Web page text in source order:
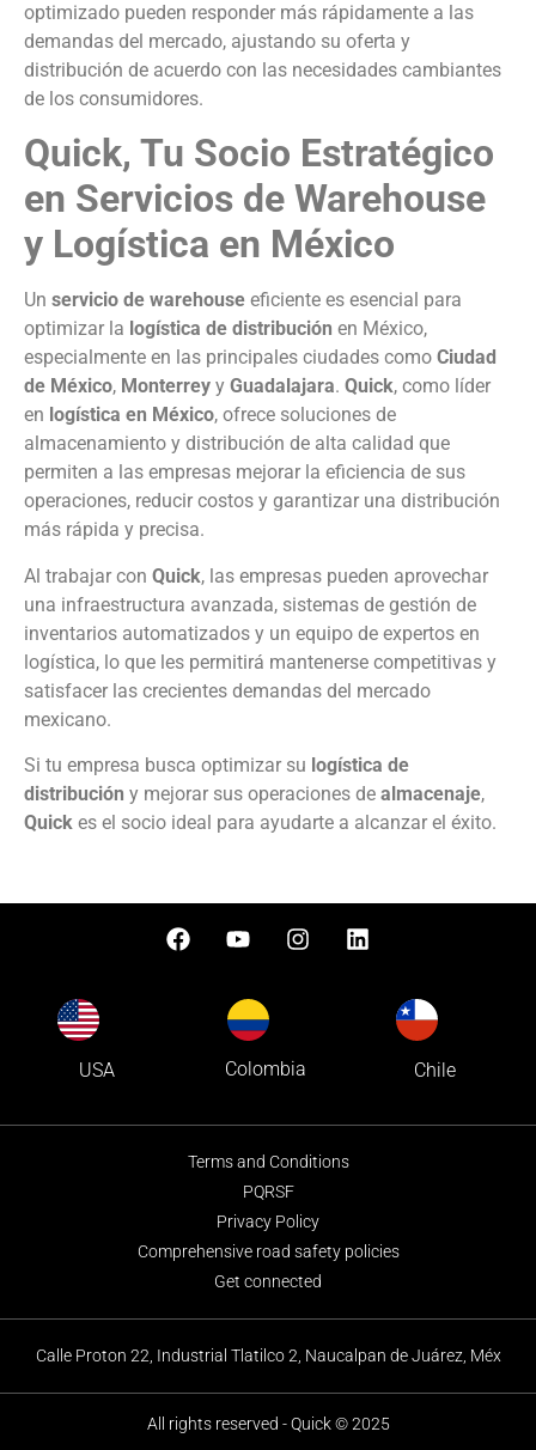
optimizado pueden responder más rápidamente a las
demandas del mercado, ajustando su oferta y
distribución de acuerdo con las necesidades cambiantes
de los consumidores.
Quick, Tu Socio Estratégico
en Servicios de Warehouse
y Logística en México
Un servicio de warehouse eficiente es esencial para
optimizar la logística de distribución en México,
especialmente en las principales ciudades como Ciudad
de México, Monterrey y Guadalajara. Quick, como líder
en logística en México, ofrece soluciones de
almacenamiento y distribución de alta calidad que
permiten a las empresas mejorar la eficiencia de sus
operaciones, reducir costos y garantizar una distribución
más rápida y precisa.
Al trabajar con Quick, las empresas pueden aprovechar
una infraestructura avanzada, sistemas de gestión de
inventarios automatizados y un equipo de expertos en
logística, lo que les permitirá mantenerse competitivas y
satisfacer las crecientes demandas del mercado
mexicano.
Si tu empresa busca optimizar su logística de
distribución y mejorar sus operaciones de almacenaje,
Quick es el socio ideal para ayudarte a alcanzar el éxito.
USA Colombia Chile
Terms and Conditions
PQRSF
Privacy Policy
Comprehensive road safety policies
Get connected
Calle Proton 22, Industrial Tlatilco 2, Naucalpan de Juárez, Méx
All rights reserved - Quick © 2025